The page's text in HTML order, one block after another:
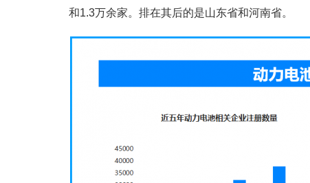
和1.3万余家。排在其后的是山东省和河南省。